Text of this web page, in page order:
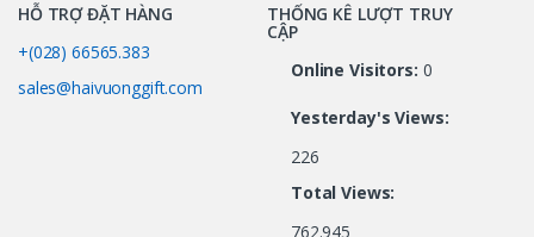
HỖ TRỢ ĐẶT HÀNG
+(028) 66565.383
sales@haivuonggift.com
THỐNG KÊ LƯỢT TRUY
CẬP
Online Visitors: 0
Yesterday's Views:
226
Total Views:
762.945